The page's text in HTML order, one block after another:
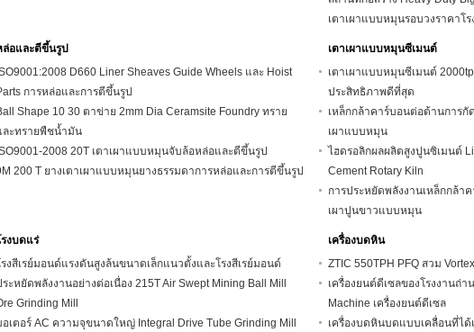
เตาเผาแบบหมุนรอบวงราคาโร
ล่อและตีขึ้นรูป
D660 Liner Sheaves Guide Wheels และ Hoist
การหล่อและการตีขึ้นรูป
Shape 10 30 ตาข่าย 2mm Dia Ceramsite Foundry ทราย
ละทรายพืชน้ำมัน
2008 20T เตาเผาแบบหมุนจับล้อหล่อและตีขึ้นรูป
200 T ยางเตาเผาแบบหมุนยางธรรมดาการหล่อและการตีขึ้นรูป
เตาเผาแบบหมุนซีเมนต์
เตาเผาแบบหมุนซีเมนต์
ประสิทธิภาพดีที่สุด
เหล็กกล้าคาร์บอนต่อต้านการกั
เผาแบบหมุน
ไฮดรอลิกผลผลิตสูงปูนซิเมนต์
Cement Rotary Kiln
การประหยัดพลังงานเหล็กกล้า
เผาปูนขาวแบบหมุน
งบดแร่
งสีเรย์มอนด์แรงดันสูงล้นขนาดเล็กแนวตั้งและโรงสีเรย์มอนด์
ะหยัดพลังงานอย่างต่อเนื่อง 215T Air Swept Mining Ball Mill
Grinding Mill
เตอร์ AC ความจุขนาดใหญ่ Integral Drive Tube Grinding Mill
เครื่องบดหิน
ZTIC 550TPH PFQ สวม
เครื่องยนต์ดีเซลของโรงงานถ่
Machine เครื่องยนต์ดีเซล
เครื่องบดหินบดแบบเคลื่อนที่ไ